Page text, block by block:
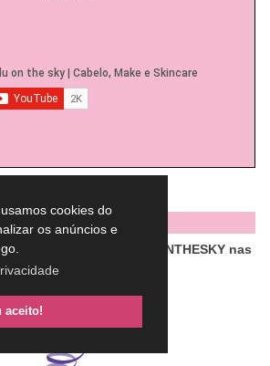
cookies do
os anúncios e
aceito!
PARCERIAS
meu cupom: LULUONTHESKY nas
lojas abaixo